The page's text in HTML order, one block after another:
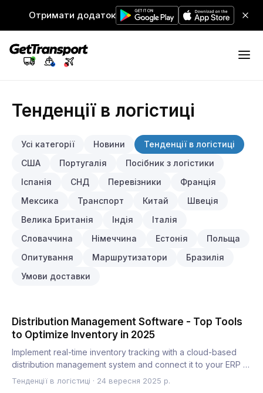
Отримати додаток
Тенденції в логістиці
Усі категорії Новини
Тенденції в логістиці
США
Португалія
Посібник з логістики
Іспанія
СНД Перевізники
Франція
Мексика
Транспорт Китай
Швеція
Велика Британія
Індія
Італія
Словаччина
Німеччина Естонія
Польща
Опитування
Маршрутизатори
Бразилія
Умови доставки
Distribution Management Software - Top Tools
to Optimize Inventory in 2025
Implement real-time inventory tracking with a cloud-based
distribution management system and connect it to your ERP to
c…
Тенденції в логістиці · 24 вересня 2025 р.